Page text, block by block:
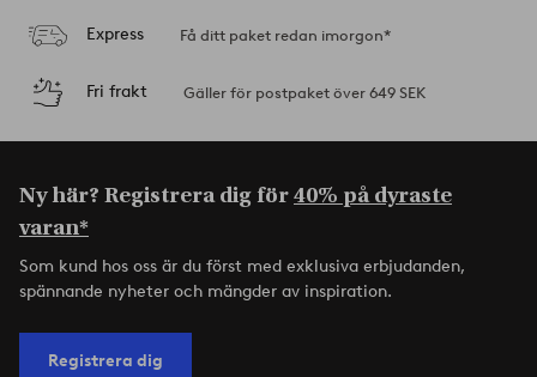
Express Få ditt paket redan imorgon*
Fri frakt Gäller för postpaket över 649 SEK
Ny här? Registrera dig för40% på dyraste
varan*
Som kund hos oss är du först med exklusiva erbjudanden,
spännande nyheter och mängder av inspiration.
Registrera dig